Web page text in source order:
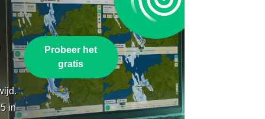
in
Probeer het
gratis